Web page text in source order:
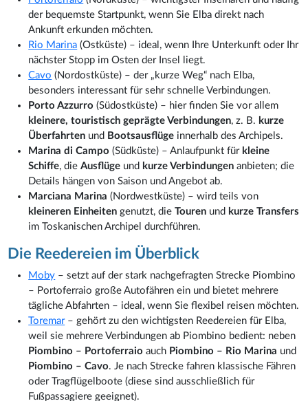
der bequemste Startpunkt, wenn Sie Elba direkt nach
Ankunft erkunden möchten.
Rio Marina (Ostküste) – ideal, wenn Ihre Unterkunft oder Ihr
nächster Stopp im Osten der Insel liegt.
Cavo (Nordostküste) – der „kurze Weg“ nach Elba,
besonders interessant für sehr schnelle Verbindungen.
Porto Azzurro (Südostküste) – hier finden Sie vor allem
kleinere, touristisch geprägte Verbindungen, z. B. kurze
Überfahrten und Bootsausflüge innerhalb des Archipels.
Marina di Campo (Südküste) – Anlaufpunkt für kleine
Schiffe, dieAusflüge und kurze Verbindungen anbieten; die
Details hängen von Saison und Angebot ab.
Marciana Marina (Nordwestküste) – wird teils von
kleineren Einheiten genutzt, dieTouren und kurze Transfers
im Toskanischen Archipel durchführen.
Die Reedereien im Überblick
Moby – setzt auf der stark nachgefragten Strecke Piombino
– Portoferraio große Autofähren ein und bietet mehrere
tägliche Abfahrten – ideal, wenn Sie flexibel reisen möchten.
Toremar– gehört zu den wichtigsten Reedereien für Elba,
weil sie mehrere Verbindungen ab Piombino bedient: neben
Piombino – Portoferraioauch Piombino – Rio Marina und
Piombino – Cavo. Je nach Strecke fahren klassische Fähren
oder Tragflügelboote (diese sind ausschließlich für
Fußpassagiere geeignet).